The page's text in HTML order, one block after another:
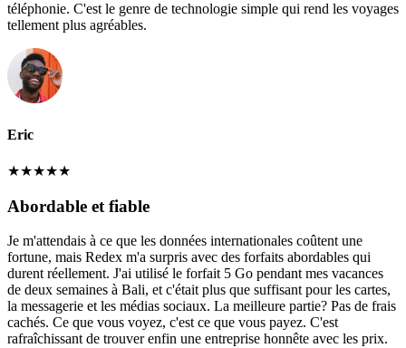
téléphonie. C'est le genre de technologie simple qui rend les voyages
tellement plus agréables.
Eric
★★★★★
Abordable et fiable
Je m'attendais à ce que les données internationales coûtent une
fortune, mais Redex m'a surpris avec des forfaits abordables qui
durent réellement. J'ai utilisé le forfait 5 Go pendant mes vacances
de deux semaines à Bali, et c'était plus que suffisant pour les cartes,
la messagerie et les médias sociaux. La meilleure partie? Pas de frais
cachés. Ce que vous voyez, c'est ce que vous payez. C'est
rafraîchissant de trouver enfin une entreprise honnête avec les prix.